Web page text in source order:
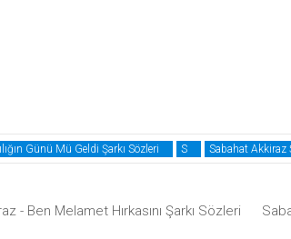
Günü Mü Geldi Şarkı Sözleri S Sabahat Akkiraz
- Ben Melamet Hırkasını Şarkı Sözleri